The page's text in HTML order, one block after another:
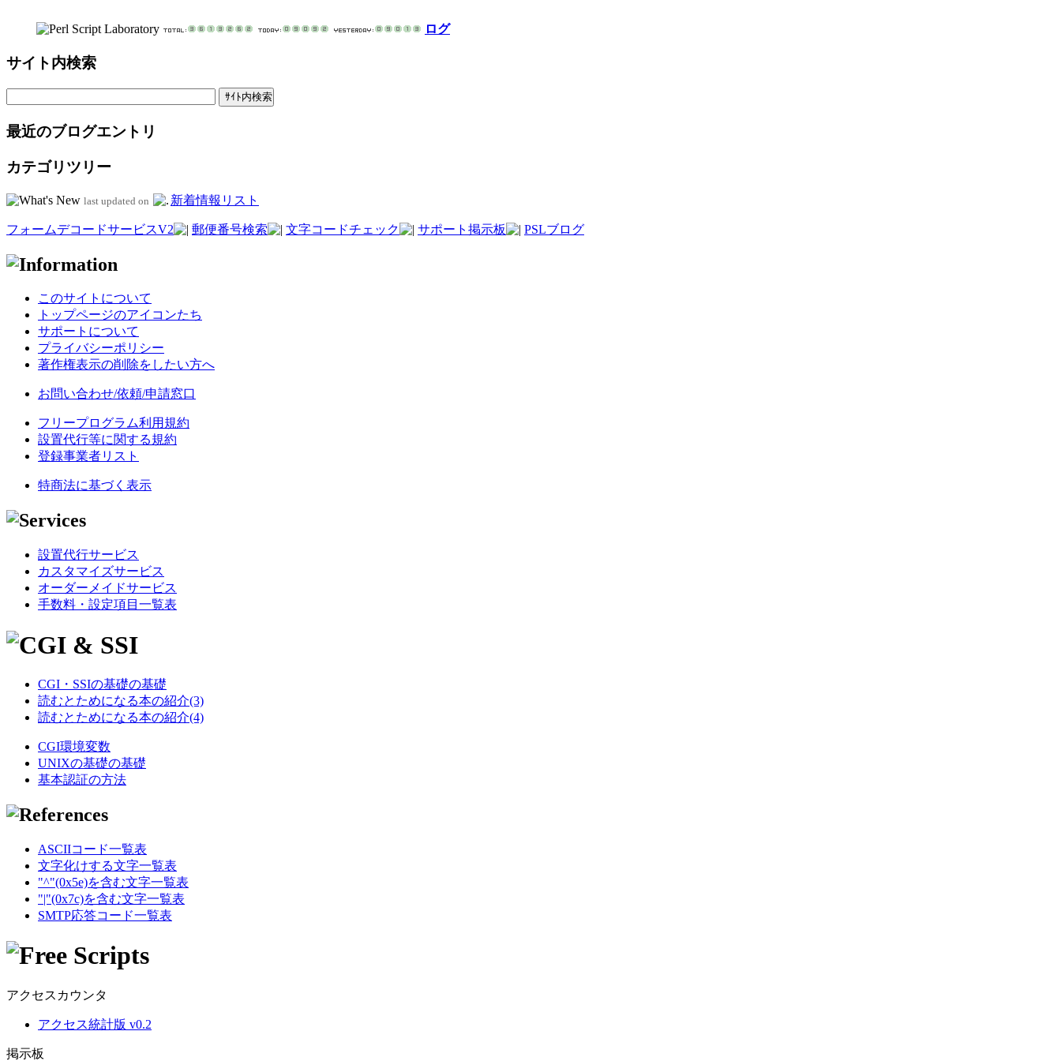
ログ
サイト内検索
最近のブログエントリ
カテゴリツリー
last updated on 新着情報リスト
フォームデコードサービスV2 郵便番号検索 文字コードチェック サポート掲示板 PSLブログ
このサイトについて
トップページのアイコンたち
サポートについて
プライバシーポリシー
著作権表示の削除をしたい方へ
お問い合わせ/依頼/申請窓口
フリープログラム利用規約
設置代行等に関する規約
登録事業者リスト
特商法に基づく表示
設置代行サービス
カスタマイズサービス
オーダーメイドサービス
手数料・設定項目一覧表
CGI・SSIの基礎の基礎
読むとためになる本の紹介(3)
読むとためになる本の紹介(4)
CGI環境変数
UNIXの基礎の基礎
基本認証の方法
ASCIIコード一覧表
文字化けする文字一覧表
"^"(0x5e)を含む文字一覧表
"|"(0x7c)を含む文字一覧表
SMTP応答コード一覧表
アクセスカウンタ
アクセス統計版 v0.2
掲示板